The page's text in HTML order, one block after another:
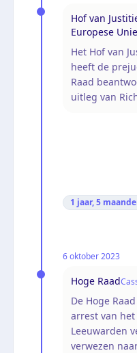
Hof van
Europese Unie
Het Hof van
heeft de
Raad
uitleg van
1 jaar, 5
6 oktober 2023
Hoge Raad
De Hoge
arrest van
Leeuwarden
verwezen